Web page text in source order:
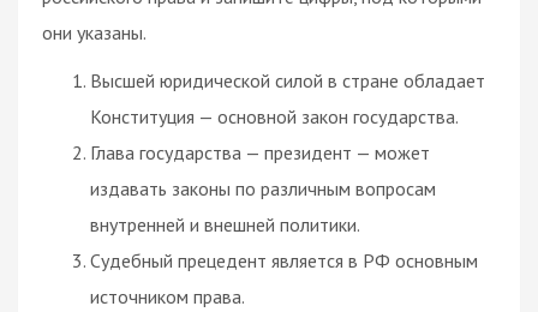
они указаны.
Высшей юридической силой в стране обладает
Конституция — основной закон государства.
Глава государства — президент — может
издавать законы по различным вопросам
внутренней и внешней политики.
Судебный прецедент является в РФ основным
источником права.